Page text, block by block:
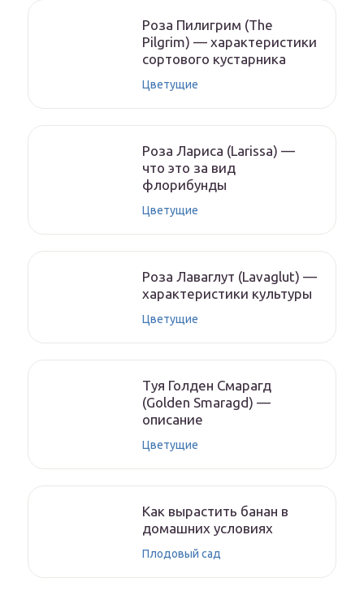
Роза Пилигрим (The
Pilgrim) — характеристики
сортового кустарника
Цветущие
Роза Лариса (Larissa) —
что это за вид
флорибунды
Цветущие
Роза Лаваглут (Lavaglut) —
характеристики культуры
Цветущие
Туя Голден Смарагд
(Golden Smaragd) —
описание
Цветущие
Как вырастить банан в
домашних условиях
Плодовый сад